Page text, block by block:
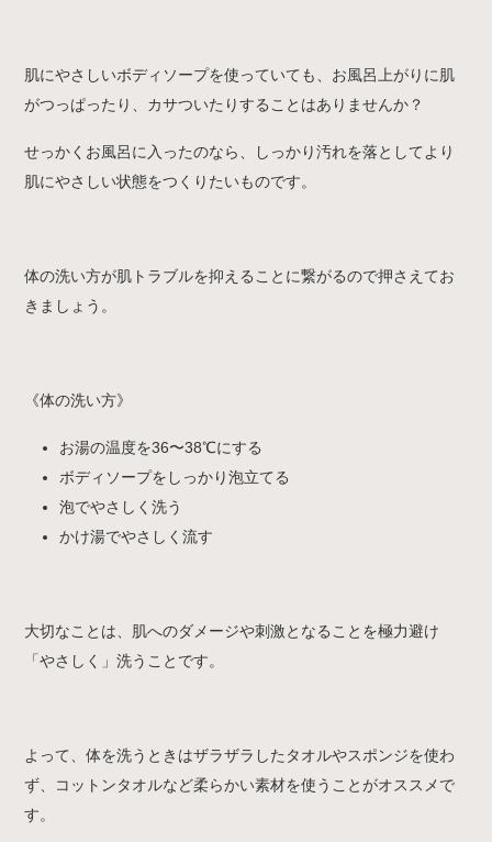
肌にやさしいボディソープを使っていても、お風呂上がりに肌
がつっぱったり、カサついたりすることはありませんか？
せっかくお風呂に入ったのなら、しっかり汚れを落としてより
肌にやさしい状態をつくりたいものです。
体の洗い方が肌トラブルを抑えることに繋がるので押さえてお
きましょう。
《体の洗い方》
お湯の温度を36〜38℃にする
ボディソープをしっかり泡立てる
泡でやさしく洗う
かけ湯でやさしく流す
大切なことは、肌へのダメージや刺激となることを極力避け
「やさしく」洗うことです。
よって、体を洗うときはザラザラしたタオルやスポンジを使わ
ず、コットンタオルなど柔らかい素材を使うことがオススメで
す。